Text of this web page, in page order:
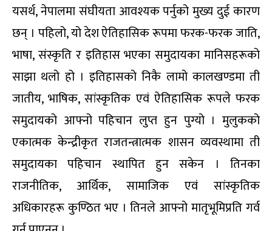
यसर्थ, नेपालमा संघीयता आवश्यक पर्नुको मुख्य दुई कारण
छन् । पहिलो, यो देश ऐतिहासिक रूपमा फरक-फरक जाति,
भाषा, संस्कृति र इतिहास भएका समुदायका मानिसहरूको
साझा थलो हो । इतिहासको निकै लामो कालखण्डमा ती
जातीय, भाषिक, सांस्कृतिक एवं ऐतिहासिक रूपले फरक
समुदायको आफ्नो पहिचान लुप्त हुन पुग्यो । मुलुकको
एकात्मक केन्द्रीकृत राजतन्त्रात्मक शासन व्यवस्थामा ती
समुदायका पहिचान स्थापित हुन सकेन । तिनका
राजनीतिक, आर्थिक, सामाजिक एवं सांस्कृतिक
अधिकारहरू कुण्ठित भए । तिनले आफ्नो मातृभूमिप्रति गर्व